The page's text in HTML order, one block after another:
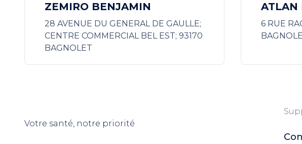
ZEMIRO BENJAMIN
28 AVENUE DU GENERAL DE GAULLE;
CENTRE COMMERCIAL BEL EST; 93170
BAGNOLET
ATLAN
6 RUE
Votre santé, notre priorité